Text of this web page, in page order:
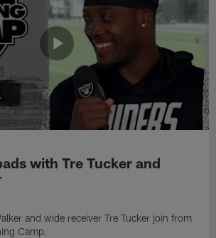
with Tre Tucker and
and wide receiver Tre Tucker join from
Camp.